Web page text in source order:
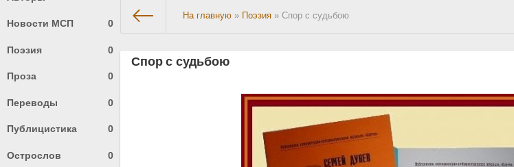
Новости МСП 0
Поэзия 0
Проза 0
Переводы 0
Публицистика 0
Острослов 0
На главную » Поэзия » Спор с судьбою
Спор с судьбою